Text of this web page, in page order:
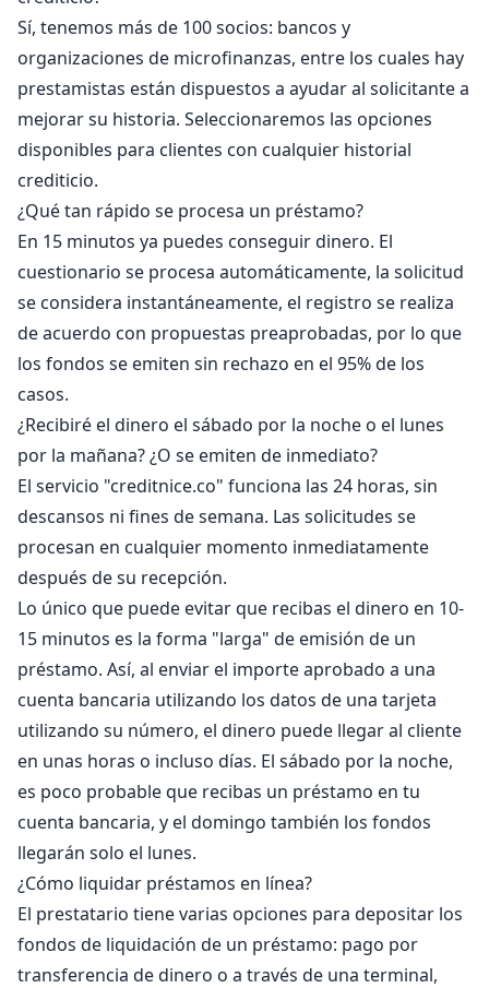
Sí, tenemos más de 100 socios: bancos y
organizaciones de microfinanzas, entre los cuales hay
prestamistas están dispuestos a ayudar al solicitante a
mejorar su historia. Seleccionaremos las opciones
disponibles para clientes con cualquier historial
crediticio.
¿Qué tan rápido se procesa un préstamo?
En 15 minutos ya puedes conseguir dinero. El
cuestionario se procesa automáticamente, la solicitud
se considera instantáneamente, el registro se realiza
de acuerdo con propuestas preaprobadas, por lo que
los fondos se emiten sin rechazo en el 95% de los
casos.
¿Recibiré el dinero el sábado por la noche o el lunes
por la mañana? ¿O se emiten de inmediato?
El servicio "creditnice.co" funciona las 24 horas, sin
descansos ni fines de semana. Las solicitudes se
procesan en cualquier momento inmediatamente
después de su recepción.
Lo único que puede evitar que recibas el dinero en 10-
15 minutos es la forma "larga" de emisión de un
préstamo. Así, al enviar el importe aprobado a una
cuenta bancaria utilizando los datos de una tarjeta
utilizando su número, el dinero puede llegar al cliente
en unas horas o incluso días. El sábado por la noche,
es poco probable que recibas un préstamo en tu
cuenta bancaria, y el domingo también los fondos
llegarán solo el lunes.
¿Cómo liquidar préstamos en línea?
El prestatario tiene varias opciones para depositar los
fondos de liquidación de un préstamo: pago por
transferencia de dinero o a través de una terminal,